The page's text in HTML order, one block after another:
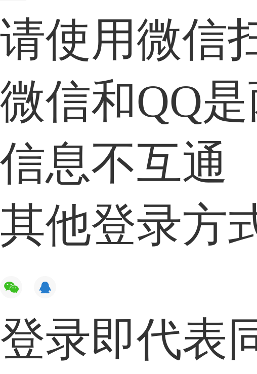
请使用微信
微信和QQ
信息不互通
其他登录方
登录即代表